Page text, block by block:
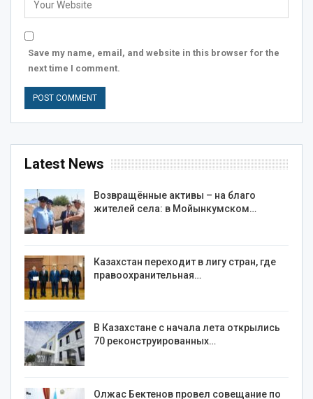
Save my name, email, and website in this browser for the
next time I comment.
Latest News
Возвращённые активы – на благо
жителей села: в Мойынкумском…
Казахстан переходит в лигу стран, где
правоохранительная…
В Казахстане с начала лета открылись
70 реконструированных…
Олжас Бектенов провел совещание по